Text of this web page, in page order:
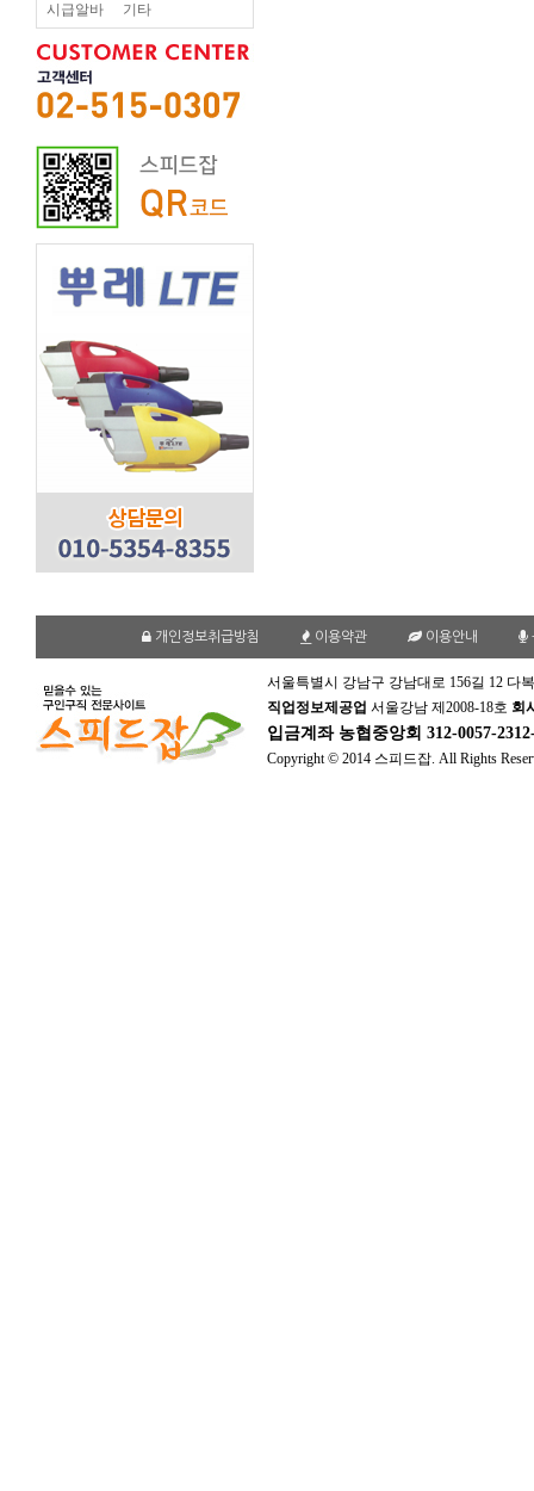
시급알바 기타
개인정보취급방침 이용약관 이용안내
서울특별시 강남구 강남대로 156길 12 다
직업정보제공업 서울강남 제2008-18호 회
입금계좌 농협중앙회 312-0057-
Copyright © 2014 스피드잡. All Rights